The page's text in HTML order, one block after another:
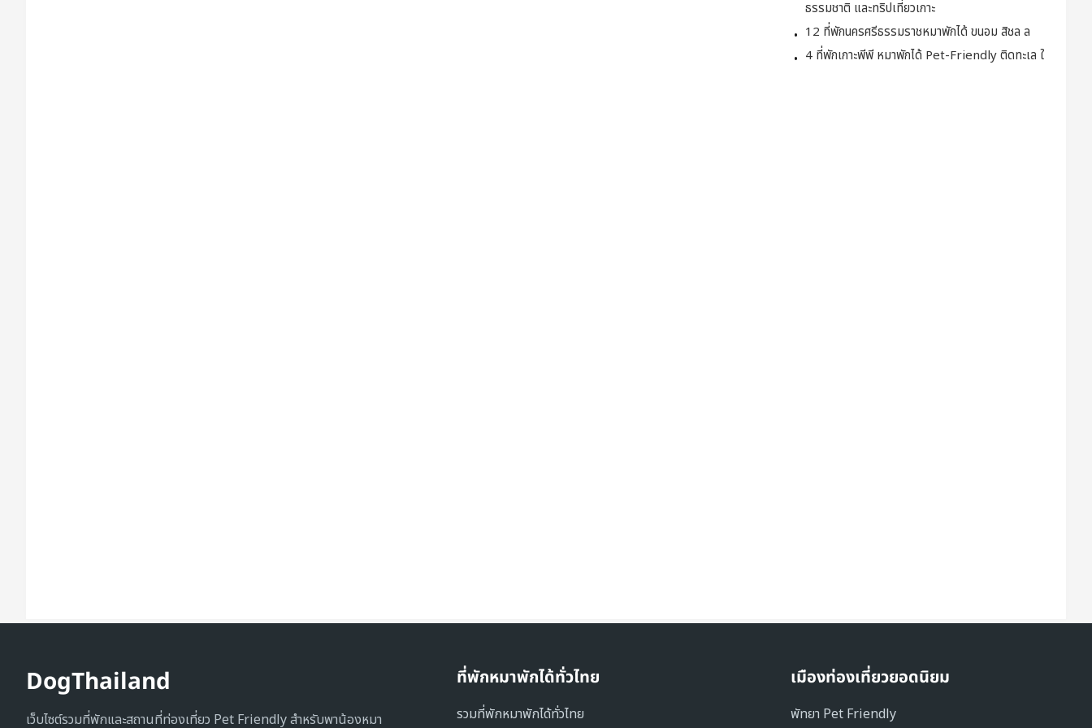
ธรรมชาติ และทริปเที่ยวเกาะ
12 ที่พักนครศรีธรรมราชหมาพักได้ ขนอม สิชล ล
4 ที่พักเกาะพีพี หมาพักได้ Pet-Friendly ติดทะเล ใ
DogThailand
เว็บไซต์รวมที่พักและสถานที่ท่องเที่ยว Pet Friendly สำหรับพาน้องหมา
ที่พักหมาพักได้ทั่วไทย
รวมที่พักหมาพักได้ทั่วไทย
เมืองท่องเที่ยวยอดนิยม
พัทยา Pet Friendly